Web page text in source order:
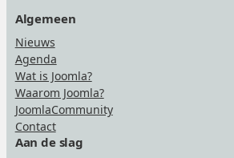
Algemeen
Nieuws
Agenda
Wat is Joomla?
Waarom Joomla?
JoomlaCommunity
Contact
Aan de slag